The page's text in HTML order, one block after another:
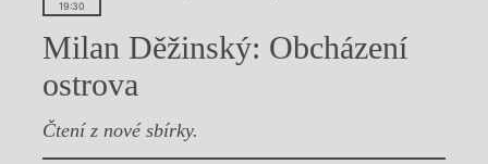
19:30
Milan Děžinský: Obcházení
ostrova
Čtení z nové sbírky.